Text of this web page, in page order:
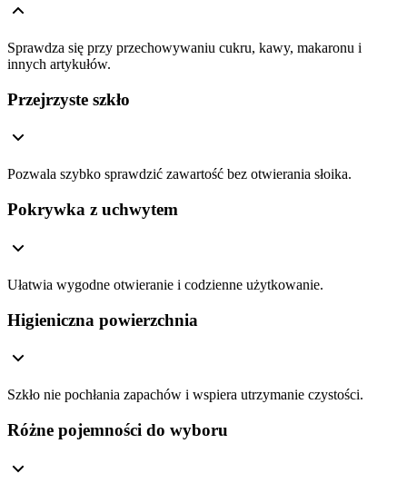
Sprawdza się przy przechowywaniu cukru, kawy, makaronu i
innych artykułów.
Przejrzyste szkło
Pozwala szybko sprawdzić zawartość bez otwierania słoika.
Pokrywka z uchwytem
Ułatwia wygodne otwieranie i codzienne użytkowanie.
Higieniczna powierzchnia
Szkło nie pochłania zapachów i wspiera utrzymanie czystości.
Różne pojemności do wyboru